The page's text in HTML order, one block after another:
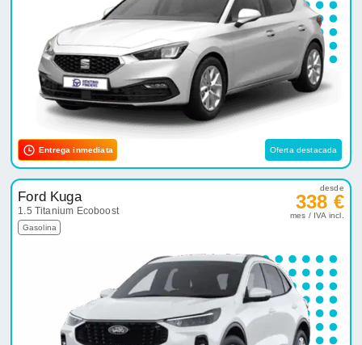
Entrega inmediata Oferta destacada
Ford Kuga
1.5 Titanium Ecoboost
Gasolina
desde
338 €
mes / IVA incl.